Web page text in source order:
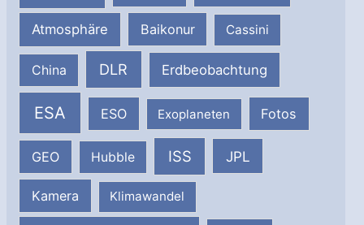
Atmosphäre Baikonur Cassini
China DLR Erdbeobachtung
ESA ESO Exoplaneten Fotos
GEO Hubble ISS JPL
Kamera Klimawandel